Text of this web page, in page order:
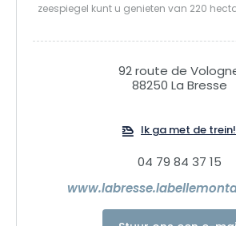
zeespiegel kunt u genieten van 220
hart van het natuurpark Ballons des
betoverend landschap van
bergkammen en bossen.
Labellemontagne je 's zomers ook
1 pump track, natuurlijke hindernissen,
schuine bochten, kunnen rijders de
92 route de
88250 La Bresse
Ik ga met de trein!
04 79 84 37 15